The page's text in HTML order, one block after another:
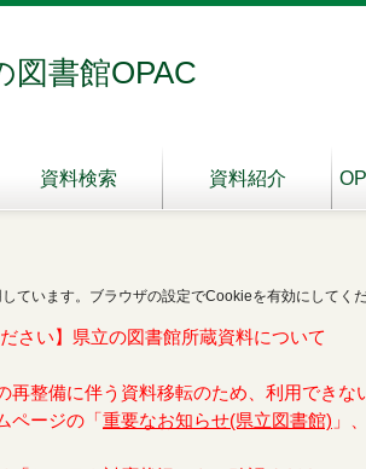
図書館OPAC
資料検索 資料紹介
ています。ブラウザの設定でCookieを有効にしてく
ださい】県立の図書館所蔵資料について
再整備に伴う資料移転のため、利用できな
ページの「 重要なお知らせ(県立図書館) 」